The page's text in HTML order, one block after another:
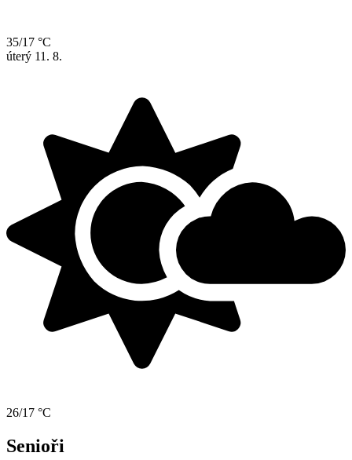
35/17 °C
úterý 11. 8.
26/17 °C
Senioři